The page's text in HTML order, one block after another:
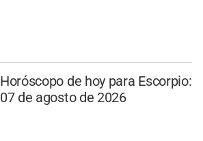
Horóscopo de hoy para Escorpio:
07 de agosto de 2026